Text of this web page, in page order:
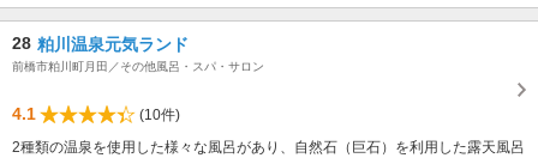
28 粕川温泉元気ランド
前橋市粕川町月田／その他風呂・スパ・サロン
4.1
(10件)
2種類の温泉を使用した様々な風呂があり、自然石（巨石）を利用した露天風呂